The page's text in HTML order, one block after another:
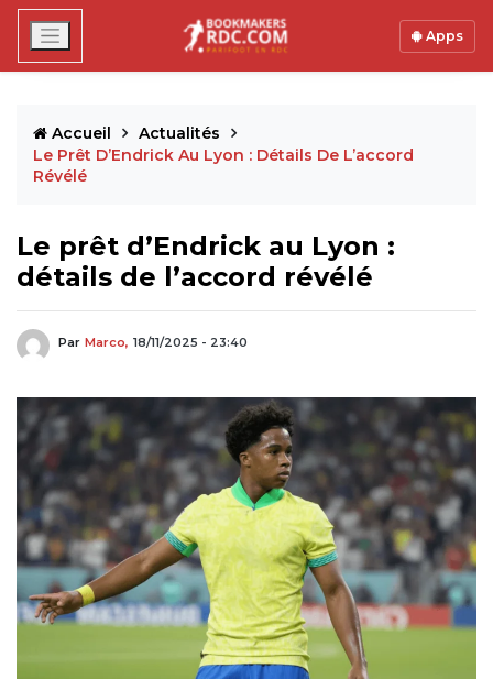
Apps
Accueil
Actualités
Le Prêt D’Endrick Au Lyon : Détails De L’accord
Révélé
Le prêt d’Endrick au Lyon :
détails de l’accord révélé
Par Marco, 18/11/2025 - 23:40